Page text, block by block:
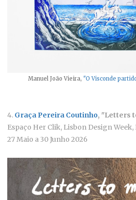
Manuel João Vieira, "O Visconde
4. Graça Pereira Coutinho, "Letters
Espaço Her Clik, Lisbon Design Week,
27 Maio a 30 Junho 2026